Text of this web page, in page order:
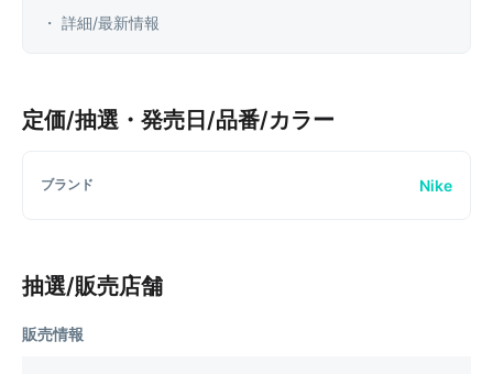
・ 詳細/最新情報
定価/抽選・発売日/品番/カラー
ブランド Nike
抽選/販売店舗
販売情報